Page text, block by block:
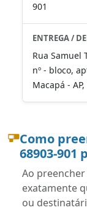
901
ENTREGA /
Rua Samuel
nº - bloco,
Macapá -
Como
68903-901
Ao
exatamente
ou